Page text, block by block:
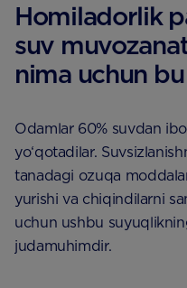
Homiladorlik
suv
nima uchun
Odamlar 60% suvdan
yo‘qotadilar.
tanadagi ozuqa
yurishi va chiqindilarni
uchun ushbu
judamuhimdir.